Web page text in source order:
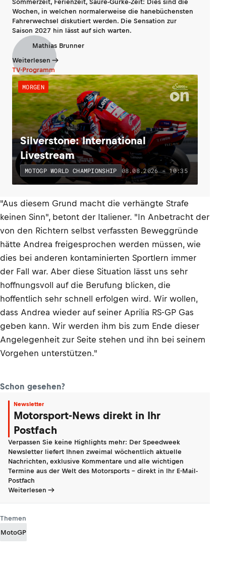
Sommerzeit, Ferienzeit, Saure-Gurke-Zeit: Dies sind die
Wochen, in welchen normalerweise die hanebüchensten
Fahrerwechsel diskutiert werden. Die Sensation zur
Saison 2027 hin lässt auf sich warten.
Mathias Brunner
Weiterlesen
TV-Programm
MORGEN
Silverstone: International
Livestream
MOTOGP WORLD CHAMPIONSHIP 08.08.2026 - 10:35
"Aus diesem Grund macht die verhängte Strafe
keinen Sinn", betont der Italiener. "In Anbetracht der
von den Richtern selbst verfassten Beweggründe
hätte Andrea freigesprochen werden müssen, wie
dies bei anderen kontaminierten Sportlern immer
der Fall war. Aber diese Situation lässt uns sehr
hoffnungsvoll auf die Berufung blicken, die
hoffentlich sehr schnell erfolgen wird. Wir wollen,
dass Andrea wieder auf seiner Aprilia RS-GP Gas
geben kann. Wir werden ihm bis zum Ende dieser
Angelegenheit zur Seite stehen und ihn bei seinem
Vorgehen unterstützen."
Schon gesehen?
Newsletter
Motorsport-News direkt in Ihr
Postfach
Verpassen Sie keine Highlights mehr: Der Speedweek
Newsletter liefert Ihnen zweimal wöchentlich aktuelle
Nachrichten, exklusive Kommentare und alle wichtigen
Termine aus der Welt des Motorsports - direkt in Ihr E-Mail-
Postfach
Weiterlesen
Themen
MotoGP